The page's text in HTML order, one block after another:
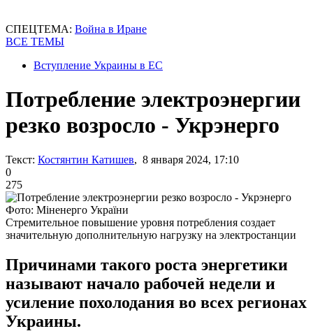
СПЕЦТЕМА: Война в Иране
ВСЕ ТЕМЫ
Вступление Украины в ЕС
Потребление электроэнергии
резко возросло - Укрэнерго
Текст: Костянтин Катишев, 8 января 2024, 17:10
0
275
Фото: Міненерго України
Стремительное повышение уровня потребления создает
значительную дополнительную нагрузку на электростанции
Причинами такого роста энергетики
называют начало рабочей недели и
усиление похолодания во всех регионах
Украины.